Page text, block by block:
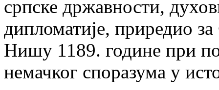
српске државности,
дипломатије, приредио
Нишу 1189. године при
немачког споразума у